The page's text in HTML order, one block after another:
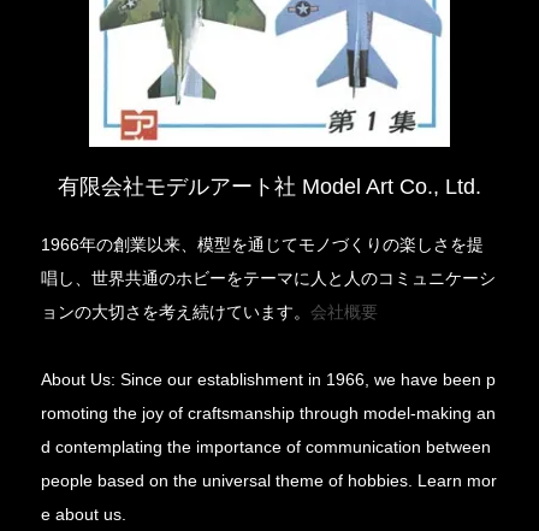
有限会社モデルアート社 Model Art Co., Ltd.
1966年の創業以来、模型を通じてモノづくりの楽しさを提
唱し、世界共通のホビーをテーマに人と人のコミュニケーシ
ョンの大切さを考え続けています。会社概要
About Us: Since our establishment in 1966, we have been p
romoting the joy of craftsmanship through model-making an
d contemplating the importance of communication between
people based on the universal theme of hobbies. Learn mor
e about us.